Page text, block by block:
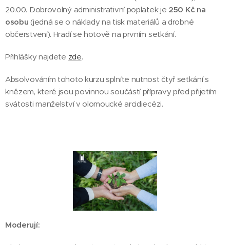
20.00. Dobrovolný administrativní poplatek je 250 Kč na
osobu (jedná se o náklady na tisk materiálů a drobné
občerstvení). Hradí se hotově na prvním setkání.
Přihlášky najdete zde.
Absolvováním tohoto kurzu splníte nutnost čtyř setkání s
knězem, které jsou povinnou součástí přípravy před přijetím
svátosti manželství v olomoucké arcidiecézi.
Moderují: